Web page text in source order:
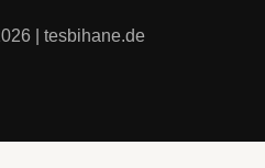
| tesbihane.de